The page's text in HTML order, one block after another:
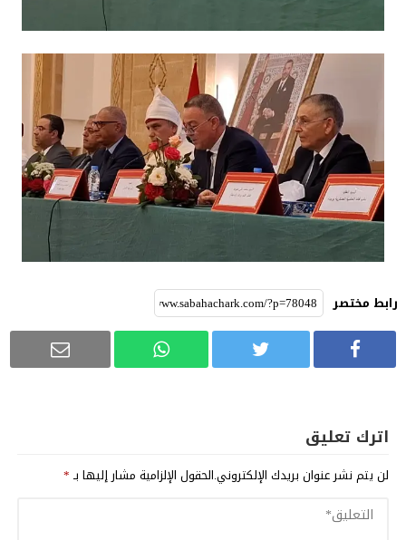
رابط مختصر
اترك تعليق
لن يتم نشر عنوان بريدك الإلكتروني.الحقول الإلزامية مشار إليها بـ*